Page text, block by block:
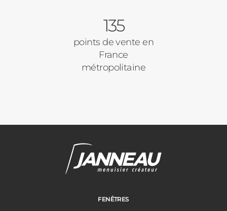
Volets Roulants
Pergolas
Cloture
Adresse des travaux
135
points de vente en
France
métropolitaine
FENÊTRES